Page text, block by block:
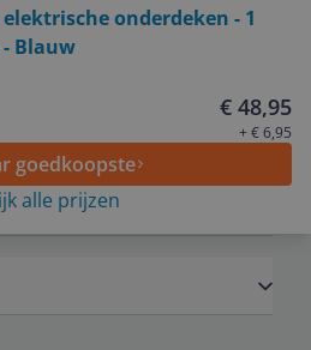
onderdeken - 1
- Blauw
€ 48,95
+ € 6,95
goedkoopste
alle prijzen